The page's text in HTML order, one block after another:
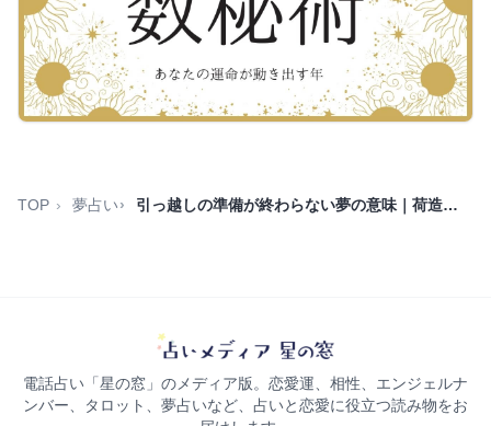
TOP 夢占い 引っ越しの準備が終わらない夢の意味｜荷造り・片付けの暗示
電話占い「星の窓」のメディア版。恋愛運、相性、エンジェルナ
ンバー、タロット、夢占いなど、占いと恋愛に役立つ読み物をお